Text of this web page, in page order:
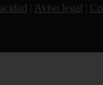
Aviso legal